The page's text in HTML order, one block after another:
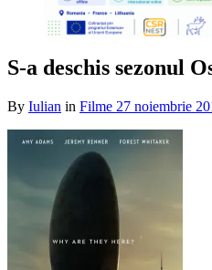
S-a deschis sezonul
By Iulian in Filme 27 noiembrie